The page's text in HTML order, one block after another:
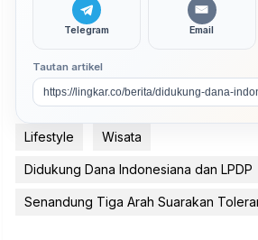
Telegram Email
Tautan artikel
Lifestyle Wisata
Didukung Dana Indonesiana dan LPDP
Senandung Tiga Arah Suarakan